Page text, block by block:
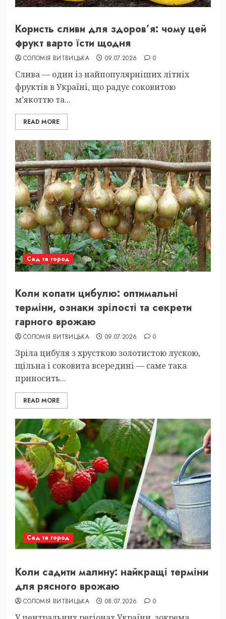
Користь сливи для здоров’я: чому цей
фрукт варто їсти щодня
СОЛОМІЯ ВИТВИЦЬКА 09.07.2026 0
Слива — один із найпопулярніших літніх
фруктів в Україні, що радує соковитою
м’якоттю та...
READ MORE
Сад та город
Коли копати цибулю: оптимальні
терміни, ознаки зрілості та секрети
гарного врожаю
СОЛОМІЯ ВИТВИЦЬКА 09.07.2026 0
Зріла цибуля з хрусткою золотистою лускою,
щільна і соковита всередині — саме така
приносить...
READ MORE
Сад та город
Коли садити малину: найкращі терміни
для рясного врожаю
СОЛОМІЯ ВИТВИЦЬКА 08.07.2026 0